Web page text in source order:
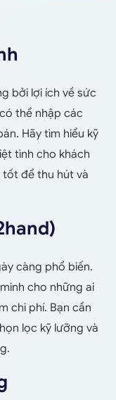
bởi lợi ích về sức
thể nhập các
Hãy tìm hiểu kỹ
tình cho khách
tốt để thu hút và
càng phổ biến.
cho những ai
chi phí. Bạn cần
lọc kỹ lưỡng và